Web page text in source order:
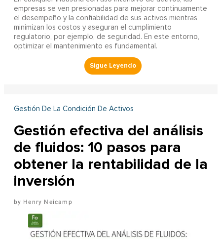
empresas se ven presionadas para mejorar continuamente
el desempeño y la confiabilidad de sus activos mientras
minimizan los costos y aseguran el cumplimiento
regulatorio, por ejemplo, de seguridad. En este entorno,
optimizar el mantenimiento es fundamental.
Gestión De La Condición De Activos
Gestión efectiva del análisis
de fluidos: 10 pasos para
obtener la rentabilidad de la
inversión
Henry Neicamp